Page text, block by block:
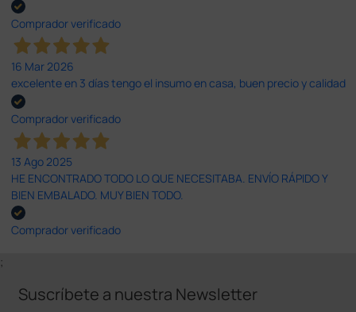
Comprador verificado
16 Mar 2026
excelente en 3 días tengo el insumo en casa, buen precio y calidad
Comprador verificado
13 Ago 2025
HE ENCONTRADO TODO LO QUE NECESITABA. ENVÍO RÁPIDO Y
BIEN EMBALADO. MUY BIEN TODO.
Comprador verificado
;
Suscríbete a nuestra Newsletter